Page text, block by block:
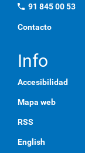
phone 91 845 00 53
Contacto
Info
Accesibilidad
Mapa web
RSS
English